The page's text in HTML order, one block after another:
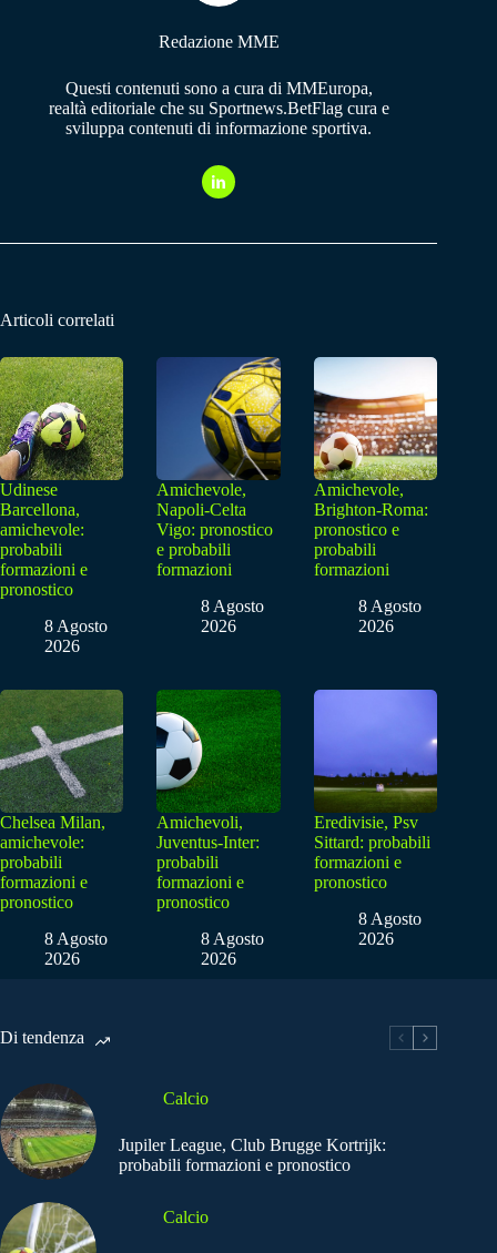
Redazione MME
Questi contenuti sono a cura di MMEuropa,
realtà editoriale che su Sportnews.BetFlag cura e
sviluppa contenuti di informazione sportiva.
Articoli correlati
Udinese
Barcellona,
amichevole:
probabili
formazioni e
pronostico
8 Agosto
2026
Amichevole,
Napoli-Celta
Vigo: pronostico
e probabili
formazioni
8 Agosto
2026
Amichevole,
Brighton-Roma:
pronostico e
probabili
formazioni
8 Agosto
2026
Chelsea Milan,
amichevole:
probabili
formazioni e
pronostico
8 Agosto
2026
Amichevoli,
Juventus-Inter:
probabili
formazioni e
pronostico
8 Agosto
2026
Eredivisie, Psv
Sittard: probabili
formazioni e
pronostico
8 Agosto
2026
Di tendenza
Calcio
Jupiler League, Club Brugge Kortrijk:
probabili formazioni e pronostico
Calcio